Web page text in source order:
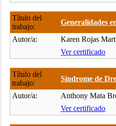
Título del
trabajo:
Generalidades
Autor/a:
Karen Rojas
Ver certificado
Título del
trabajo:
Síndrome de
Autor/a:
Anthony Mata
Ver certificado